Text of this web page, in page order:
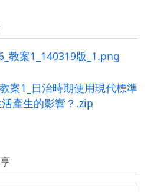
教案1_140319版_1.png
案1_日治時期使用現代標準
產生的影響？.zip